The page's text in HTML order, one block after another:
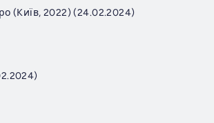
(Київ, 2022) (24.02.2024)